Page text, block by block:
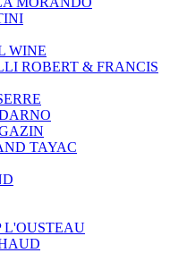
WINE
ROBERT & FRANCIS
TAYAC
L'OUSTEAU